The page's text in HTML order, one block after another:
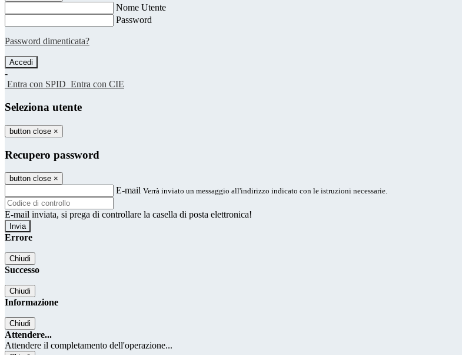
Nome Utente
Password
Password dimenticata?
-
Entra con SPID Entra con CIE
Seleziona utente
button close ×
Recupero password
button close ×
E-mail Verrà inviato un messaggio all'indirizzo indicato con le istruzioni necessarie.
E-mail inviata, si prega di controllare la casella di posta elettronica!
Errore
Chiudi
Successo
Chiudi
Informazione
Chiudi
Attendere...
Attendere il completamento dell'operazione...